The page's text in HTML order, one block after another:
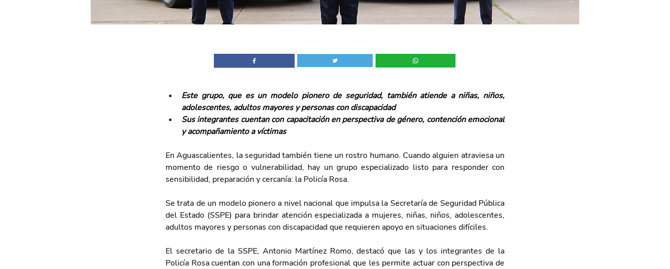
Este grupo, que es un modelo pionero de seguridad, también atiende a niñas, niños,
adolescentes, adultos mayores y personas con discapacidad
Sus integrantes cuentan con capacitación en perspectiva de género, contención emocional
y acompañamiento a víctimas
En Aguascalientes, la seguridad también tiene un rostro humano. Cuando alguien atraviesa un
momento de riesgo o vulnerabilidad, hay un grupo especializado listo para responder con
sensibilidad, preparación y cercanía: la Policía Rosa.
Se trata de un modelo pionero a nivel nacional que impulsa la Secretaría de Seguridad Pública
del Estado (SSPE) para brindar atención especializada a mujeres, niñas, niños, adolescentes,
adultos mayores y personas con discapacidad que requieren apoyo en situaciones difíciles.
El secretario de la SSPE, Antonio Martínez Romo, destacó que las y los integrantes de la
Policía Rosa cuentan con una formación profesional que les permite actuar con perspectiva de